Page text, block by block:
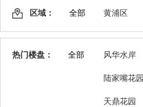
区域： 全部 黄浦区
热门楼盘： 全部 风华水岸
陆家嘴花园
天鼎花园